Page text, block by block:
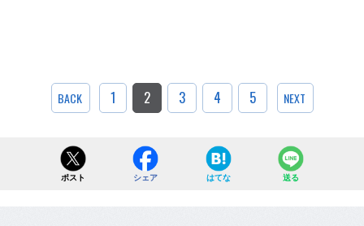
BACK 1 2 3 4 5 NEXT
ポスト シェア はてな 送る